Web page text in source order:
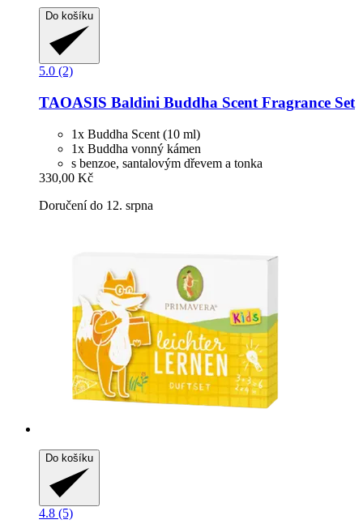
Do košíku
5.0 (2)
TAOASIS Baldini Buddha Scent Fragrance Set
1x Buddha Scent (10 ml)
1x Buddha vonný kámen
s benzoe, santalovým dřevem a tonka
330,00 Kč
Doručení do 12. srpna
Do košíku
4.8 (5)